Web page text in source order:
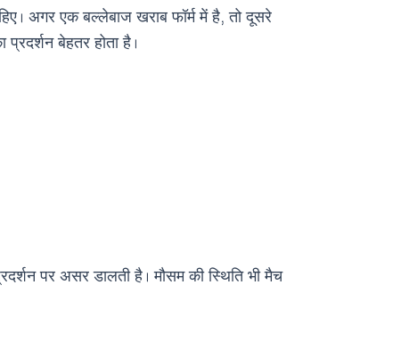
अगर एक बल्लेबाज खराब फॉर्म में है, तो दूसरे
बेहतर होता है।
पर असर डालती है। मौसम की स्थिति भी मैच